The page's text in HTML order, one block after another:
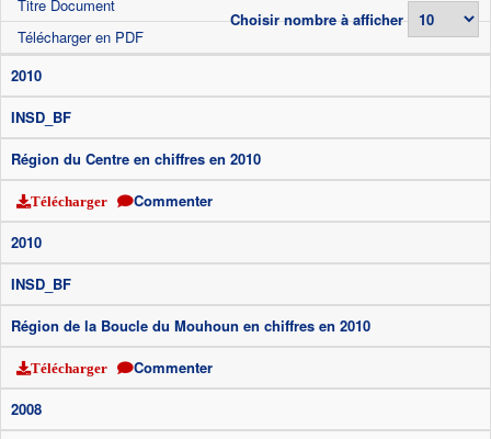
Choisir nombre à afficher
Titre Document
Télécharger en PDF
2010
INSD_BF
Région du Centre en chiffres en 2010
Télécharger
Commenter
2010
INSD_BF
Région de la Boucle du Mouhoun en chiffres en 2010
Télécharger
Commenter
2008